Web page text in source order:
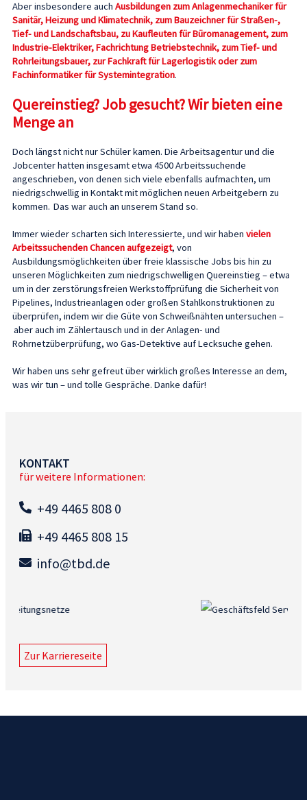
Aber insbesondere auch Ausbildungen zum Anlagenmechaniker für
Sanitär, Heizung und Klimatechnik, zum Bauzeichner für Straßen-,
Tief- und Landschaftsbau, zu Kaufleuten für Büromanagement, zum
Industrie-Elektriker, Fachrichtung Betriebstechnik, zum Tief- und
Rohrleitungsbauer, zur Fachkraft für Lagerlogistik oder zum
Fachinformatiker für Systemintegration.
Quereinstieg? Job gesucht? Wir bieten eine
Menge an
Doch längst nicht nur Schüler kamen. Die Arbeitsagentur und die
Jobcenter hatten insgesamt etwa 4500 Arbeitssuchende
angeschrieben, von denen sich viele ebenfalls aufmachten, um
niedrigschwellig in Kontakt mit möglichen neuen Arbeitgebern zu
kommen. Das war auch an unserem Stand so.
Immer wieder scharten sich Interessierte, und wir haben vielen
Arbeitssuchenden Chancen aufgezeigt, von
Ausbildungsmöglichkeiten über freie klassische Jobs bis hin zu
unseren Möglichkeiten zum niedrigschwelligen Quereinstieg – etwa
um in der zerstörungsfreien Werkstoffprüfung die Sicherheit von
Pipelines, Industrieanlagen oder großen Stahlkonstruktionen zu
überprüfen, indem wir die Güte von Schweißnähten untersuchen –
aber auch im Zählertausch und in der Anlagen- und
Rohrnetzüberprüfung, wo Gas-Detektive auf Lecksuche gehen.
Wir haben uns sehr gefreut über wirklich großes Interesse an dem,
was wir tun – und tolle Gespräche. Danke dafür!
KONTAKT
für weitere Informationen:
+49 4465 808 0
+49 4465 808 15
info@tbd.de
Zur Karriereseite